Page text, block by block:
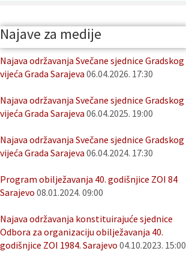
Najave za medije
Najava održavanja Svečane sjednice Gradskog
vijeća Grada Sarajeva 06.04.2026. 17:30
Najava održavanja Svečane sjednice Gradskog
vijeća Grada Sarajeva 06.04.2025. 19:00
Najava održavanja Svečane sjednice Gradskog
vijeća Grada Sarajeva 06.04.2024. 17:30
Program obilježavanja 40. godišnjice ZOI 84
Sarajevo 08.01.2024. 09:00
Najava održavanja konstituirajuće sjednice
Odbora za organizaciju obilježavanja 40.
godišnjice ZOI 1984. Sarajevo 04.10.2023. 15:00